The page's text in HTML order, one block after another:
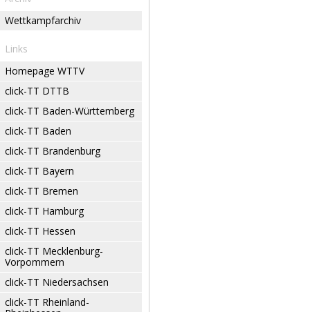
Wettkampfarchiv
Links
Homepage WTTV
click-TT DTTB
click-TT Baden-Württemberg
click-TT Baden
click-TT Brandenburg
click-TT Bayern
click-TT Bremen
click-TT Hamburg
click-TT Hessen
click-TT Mecklenburg-
Vorpommern
click-TT Niedersachsen
click-TT Rheinland-